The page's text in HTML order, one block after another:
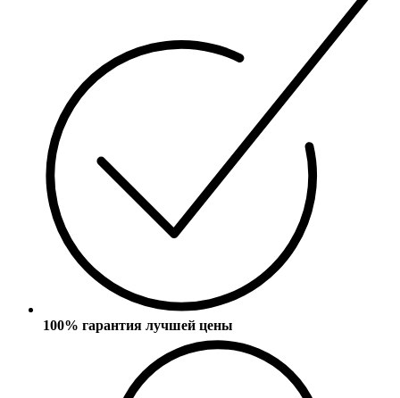
100% гарантия лучшей цены